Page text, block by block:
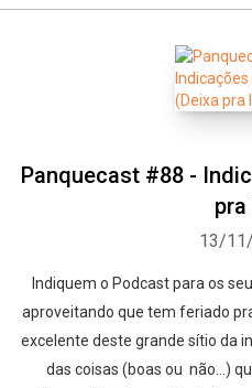
Panquecast #88 -
13/
Indiquem o Podcast para os
aproveitando que tem feriado
excelente deste grande sítio da
das coisas (boas ou não...)